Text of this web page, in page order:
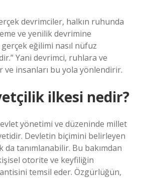
devrimciler, halkın ruhunda
ve yenilik devrimine
eğilimi nasıl nüfuz
Yani devrimci, ruhlara ve
ve insanları bu yola yönlendirir.
ilkesi nedir?
yönetimi ve düzeninde millet
Devletin biçimini belirleyen
da tanımlanabilir. Bu bakımdan
otorite ve keyfiliğin
temsil eder. Özgürlüğün,